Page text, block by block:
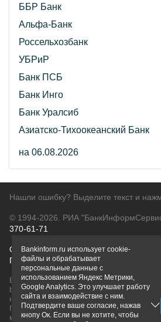
ББР Банк
Альфа-Банк
Россельхозбанк
УБРиР
Банк ПСБ
Банк Инго
Банк Уралсиб
Азиатско-Тихоокеанский Банк
на 06.08.2026
Нашли ошибку? Выделите текст и
© 1994-2026. РИА
370-61-71
О проектеПолитика
Правовая информацияДля
Вся информация о продуктах банков,
bankinform.ru, носит исключительно
не является публичной офертой,
ГК РФ. Информация не содержит точного и
может быть изменена. Конечные условия
Bankinform.ru использует cookie-
файлы и обрабатывает
персональные данные с
использованием Яндекс Метрики,
Google Analytics. Это улучшает работу
сайта и взаимодействие с ним.
Подтвердите ваше согласие, нажав
кнопу Ок. Если вы не хотите, чтобы